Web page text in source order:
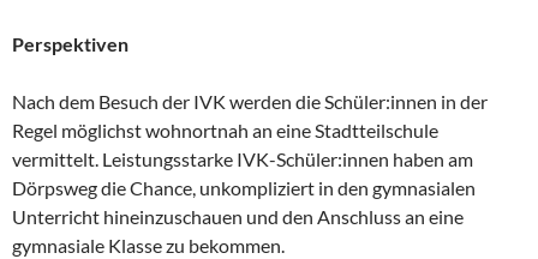
Perspektiven
Nach dem Besuch der IVK werden die Schüler:innen in der
Regel möglichst wohnortnah an eine Stadtteilschule
vermittelt. Leistungsstarke IVK-Schüler:innen haben am
Dörpsweg die Chance, unkompliziert in den gymnasialen
Unterricht hineinzuschauen und den Anschluss an eine
gymnasiale Klasse zu bekommen.